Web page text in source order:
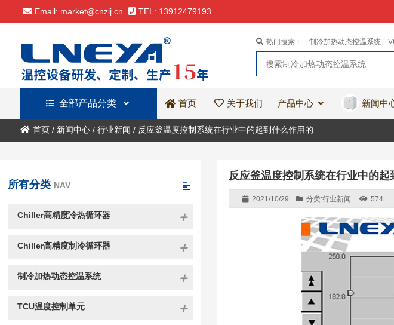
Email: market@cnzlj.cn TEL: 13912479193
热门搜索： 制冷加热动态控温系统
全部产品分类 首页 关于我们 产品中心 新闻中
首页/ 新闻中心/ 行业新闻 / 反应釜温度控制系统在行业中的起到什么作用的
反应釜温度控制系统在行业中的起
2021/10/29 分类:行业新闻 574
所有分类 NAV
Chiller高精度冷热循环器
Chiller高精度制冷循环器
制冷加热动态控温系统
TCU温度控制单元